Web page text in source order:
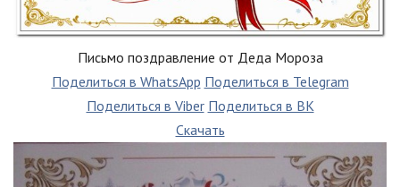
Письмо поздравление от Деда Мороза
Поделиться в WhatsApp Поделиться в Telegram
Поделиться в Viber Поделиться в ВК
Скачать